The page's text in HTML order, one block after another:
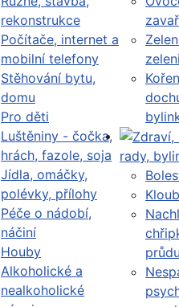
rekonstrukce
Počítače, internet a
mobilní telefony
Stěhování bytu,
domu
Pro děti
Luštěniny - čočka,
hrách, fazole, soja
Jídla, omáčky,
polévky, přílohy
Péče o nádobí,
náčiní
Houby
Alkoholické a
nealkoholické
rady,